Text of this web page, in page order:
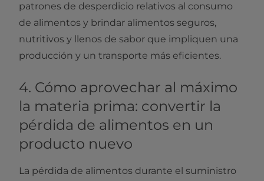
patrones de desperdicio relativos al consumo
de alimentos y brindar alimentos seguros,
nutritivos y llenos de sabor que impliquen una
producción y un transporte más eficientes.
4. Cómo aprovechar al máximo
la materia prima: convertir la
pérdida de alimentos en un
producto nuevo
La pérdida de alimentos durante el suministro